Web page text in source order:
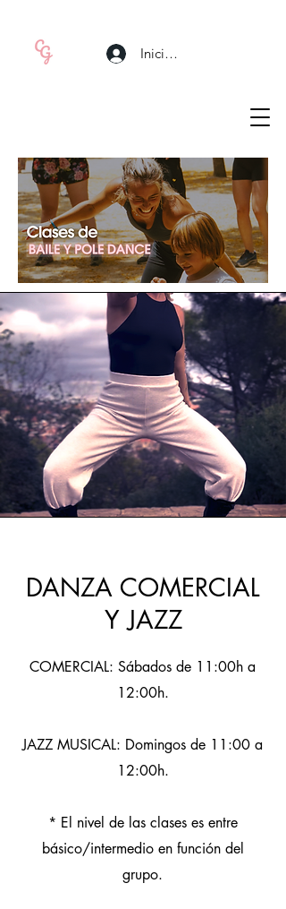
Iniciar sesión
DANZA COMERCIAL
Y JAZZ
COMERCIAL: Sábados de 11:00h a
12:00h.
JAZZ MUSICAL: Domingos de 11:00 a
12:00h.
* El nivel de las clases es entre
básico/intermedio en función del
grupo.